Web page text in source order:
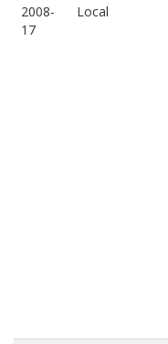
2008-
17
Local